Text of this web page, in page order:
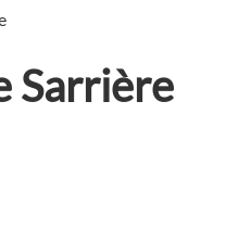
Sarrière